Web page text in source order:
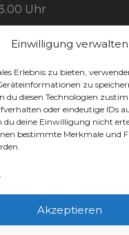
Einwilligung verwalten
Erlebnis zu bieten,
zu
du diesen Technologien
oder eindeutige IDs
du deine Einwilligung nicht
bestimmte Merkmale und
Akzeptieren
Uhr
/ EC /